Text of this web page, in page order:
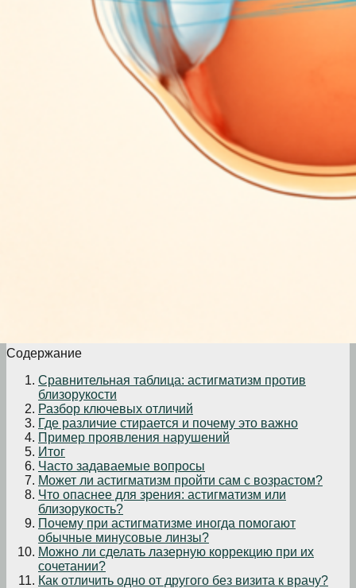
Содержание
Сравнительная таблица: астигматизм против
близорукости
Разбор ключевых отличий
Где различие стирается и почему это важно
Пример проявления нарушений
Итог
Часто задаваемые вопросы
Может ли астигматизм пройти сам с возрастом?
Что опаснее для зрения: астигматизм или
близорукость?
Почему при астигматизме иногда помогают
обычные минусовые линзы?
Можно ли сделать лазерную коррекцию при их
сочетании?
Как отличить одно от другого без визита к врачу?